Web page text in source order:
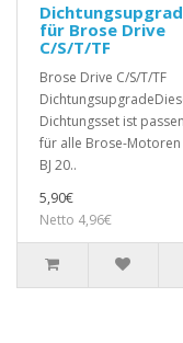
für Brose Drive
C/S/T/TF
Brose Drive C/S/T/TF
Dichtungsset ist
für alle Brose-Motoren
BJ 20..
5,90€
Netto 4,96€